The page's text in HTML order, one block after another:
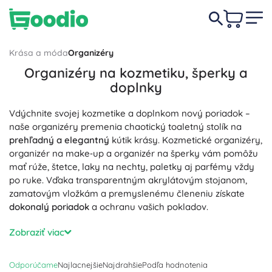
Krása a módaOrganizéry
Organizéry na kozmetiku, šperky a
doplnky
Vdýchnite svojej kozmetike a doplnkom nový poriadok –
naše organizéry premenia chaotický toaletný stolík na
prehľadný a elegantný kútik krásy. Kozmetické organizéry,
organizér na make‑up a organizér na šperky vám pomôžu
mať rúže, štetce, laky na nechty, paletky aj parfémy vždy
po ruke. Vďaka transparentným akrylátovým stojanom,
zamatovým vložkám a premyslenému členeniu získate
dokonalý poriadok a ochranu vašich pokladov.
Vyberte si akrylátový organizér na kozmetiku, drevenú či
koženkovú šperkovnicu, modulárne stohovateľné
Nastaviteľné prepážky, stohovanie a protišmykové detaily
Zobraziť viac
OdporúčameNajlacnejšieNajdrahšiePodľa hodnotenia